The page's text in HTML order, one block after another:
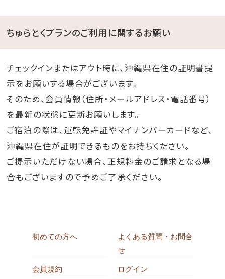
ちゅらとくプランのご利用に関するお願い
チェックインまたはアウト時に、沖縄県在住の証明書提
示をお願いする場合がございます。
そのため、会員情報（住所・メールアドレス・電話番号）
を最新の状態に更新お願いします。
ご宿泊の際は、運転免許証やマイナンバーカードなど、
沖縄県在住が証明できるものをお持ちください。
ご提示いただけない場合、正規料金のご請求となる場
合もございますので予めご了承ください。
初めての方へ
よくある質問・お問合
せ
会員規約 ログイン